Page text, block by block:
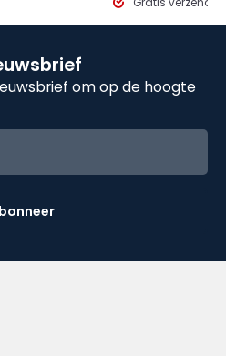
Gratis
om op de hoogte